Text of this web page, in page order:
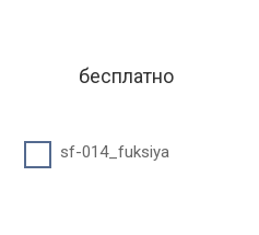
бесплатно
sf-014_fuksiya